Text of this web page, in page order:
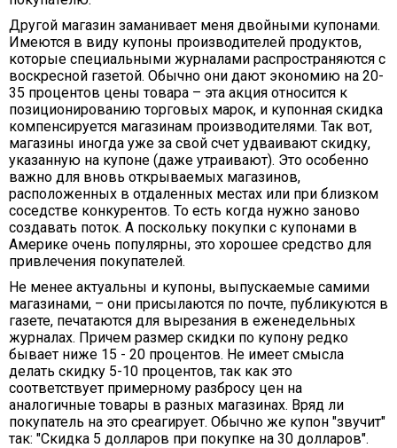
Другой магазин заманивает меня двойными купонами.
Имеются в виду купоны производителей продуктов,
которые специальными журналами распространяются с
воскресной газетой. Обычно они дают экономию на 20-
35 процентов цены товара – эта акция относится к
позиционированию торговых марок, и купонная скидка
компенсируется магазинам производителями. Так вот,
магазины иногда уже за свой счет удваивают скидку,
указанную на купоне (даже утраивают). Это особенно
важно для вновь открываемых магазинов,
расположенных в отдаленных местах или при близком
соседстве конкурентов. То есть когда нужно заново
создавать поток. А поскольку покупки с купонами в
Америке очень популярны, это хорошее средство для
привлечения покупателей.
Не менее актуальны и купоны, выпускаемые самими
магазинами, – они присылаются по почте, публикуются в
газете, печатаются для вырезания в еженедельных
журналах. Причем размер скидки по купону редко
бывает ниже 15 - 20 процентов. Не имеет смысла
делать скидку 5-10 процентов, так как это
соответствует примерному разбросу цен на
аналогичные товары в разных магазинах. Вряд ли
покупатель на это среагирует. Обычно же купон "звучит"
так: "Скидка 5 долларов при покупке на 30 долларов".